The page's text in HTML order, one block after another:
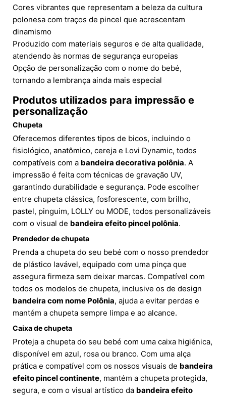
Cores vibrantes que representam a beleza da cultura
polonesa com traços de pincel que acrescentam
dinamismo
Produzido com materiais seguros e de alta qualidade,
atendendo às normas de segurança europeias
Opção de personalização com o nome do bebé,
tornando a lembrança ainda mais especial
Produtos utilizados para impressão e
personalização
Chupeta
Oferecemos diferentes tipos de bicos, incluindo o
fisiológico, anatômico, cereja e Lovi Dynamic, todos
compatíveis com a bandeira decorativa polônia. A
impressão é feita com técnicas de gravação UV,
garantindo durabilidade e segurança. Pode escolher
entre chupeta clássica, fosforescente, com brilho,
pastel, pinguim, LOLLY ou MODE, todos personalizáveis
com o visual de bandeira efeito pincel polônia.
Prendedor de chupeta
Prenda a chupeta do seu bebé com o nosso prendedor
de plástico lavável, equipado com uma pinça que
assegura firmeza sem deixar marcas. Compatível com
todos os modelos de chupeta, inclusive os de design
bandeira com nome Polônia, ajuda a evitar perdas e
mantém a chupeta sempre limpa e ao alcance.
Caixa de chupeta
Proteja a chupeta do seu bebé com uma caixa higiénica,
disponível em azul, rosa ou branco. Com uma alça
prática e compatível com os nossos visuais de bandeira
efeito pincel continente, mantém a chupeta protegida,
segura, e com o visual artístico da bandeira efeito